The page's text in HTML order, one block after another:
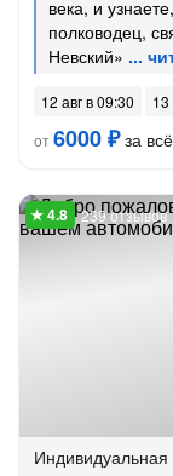
века, и
полководец,
Невский»
12 авг в 09:30
13
от6000 ₽за
239 отзывов
Индивидуальная